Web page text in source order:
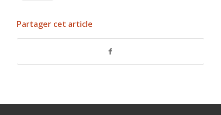
Partager cet article